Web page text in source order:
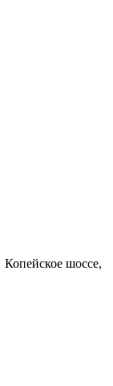
Копейское шоссе,